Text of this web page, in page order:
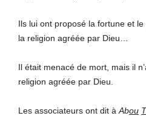
Ils lui ont proposé la fortune et le
la religion agréée par Dieu…
Il était menacé de mort, mais il
religion agréée par Dieu.
Les associateurs ont dit à Abou